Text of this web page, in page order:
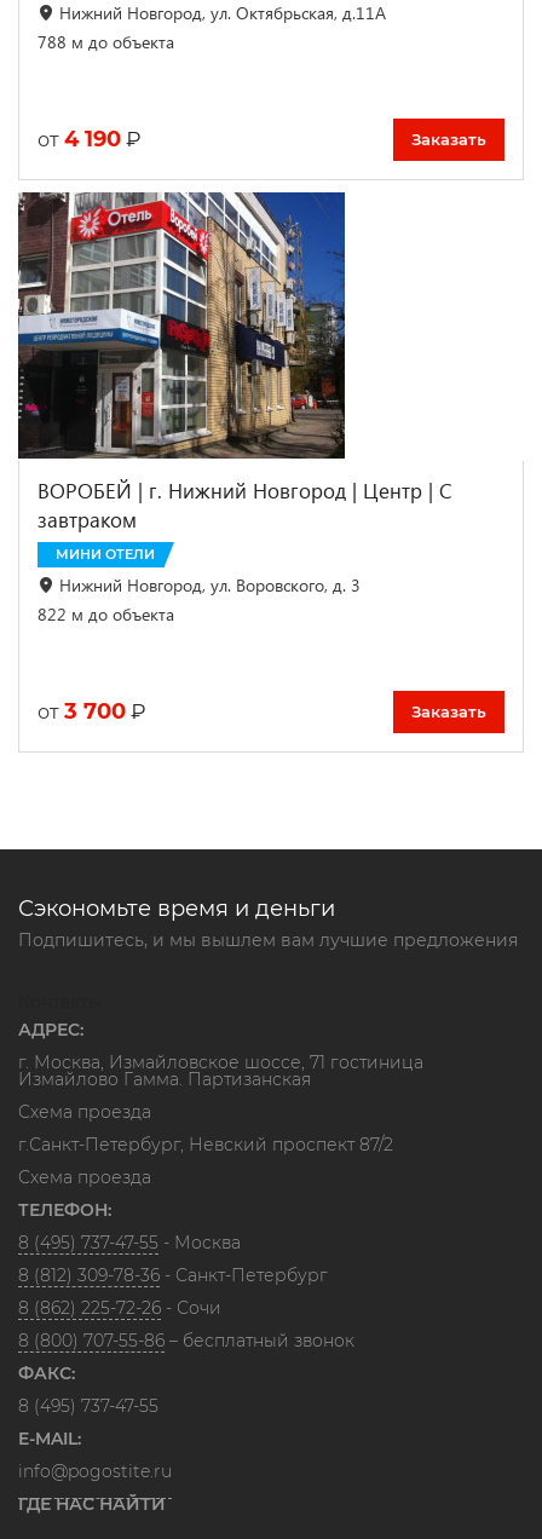
Нижний Новгород, ул. Октябрьская, д.11А
788 м до объекта
от 4 190 ₽ Заказать
ВОРОБЕЙ | г. Нижний Новгород | Центр | С
завтраком
МИНИ ОТЕЛИ
Нижний Новгород, ул. Воровского, д. 3
822 м до объекта
от 3 700 ₽ Заказать
Сэкономьте время и деньги
Подпишитесь, и мы вышлем вам лучшие предложения
АДРЕС:
г. Москва, Измайловское шоссе, 71 гостиница
Измайлово Гамма. Партизанская
Схема проезда
г.Санкт-Петербург, Невский проспект 87/2
Схема проезда
ТЕЛЕФОН:
8 (495) 737-47-55 - Москва
8 (812) 309-78-36 - Санкт-Петербург
8 (862) 225-72-26 - Сочи
8 (800) 707-55-86 – бесплатный звонок
ФАКС:
8 (495) 737-47-55
E-MAIL:
info@pogostite.ru
ГДЕ НАС НАЙТИ